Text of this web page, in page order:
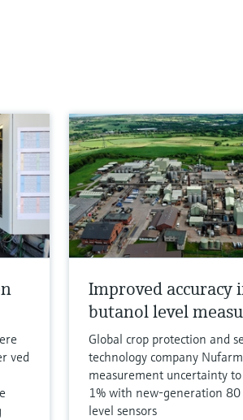
ved
Improved accuracy
butanol level
Global crop protection and
technology company
measurement uncertainty
1% with new-generation 80
level sensors